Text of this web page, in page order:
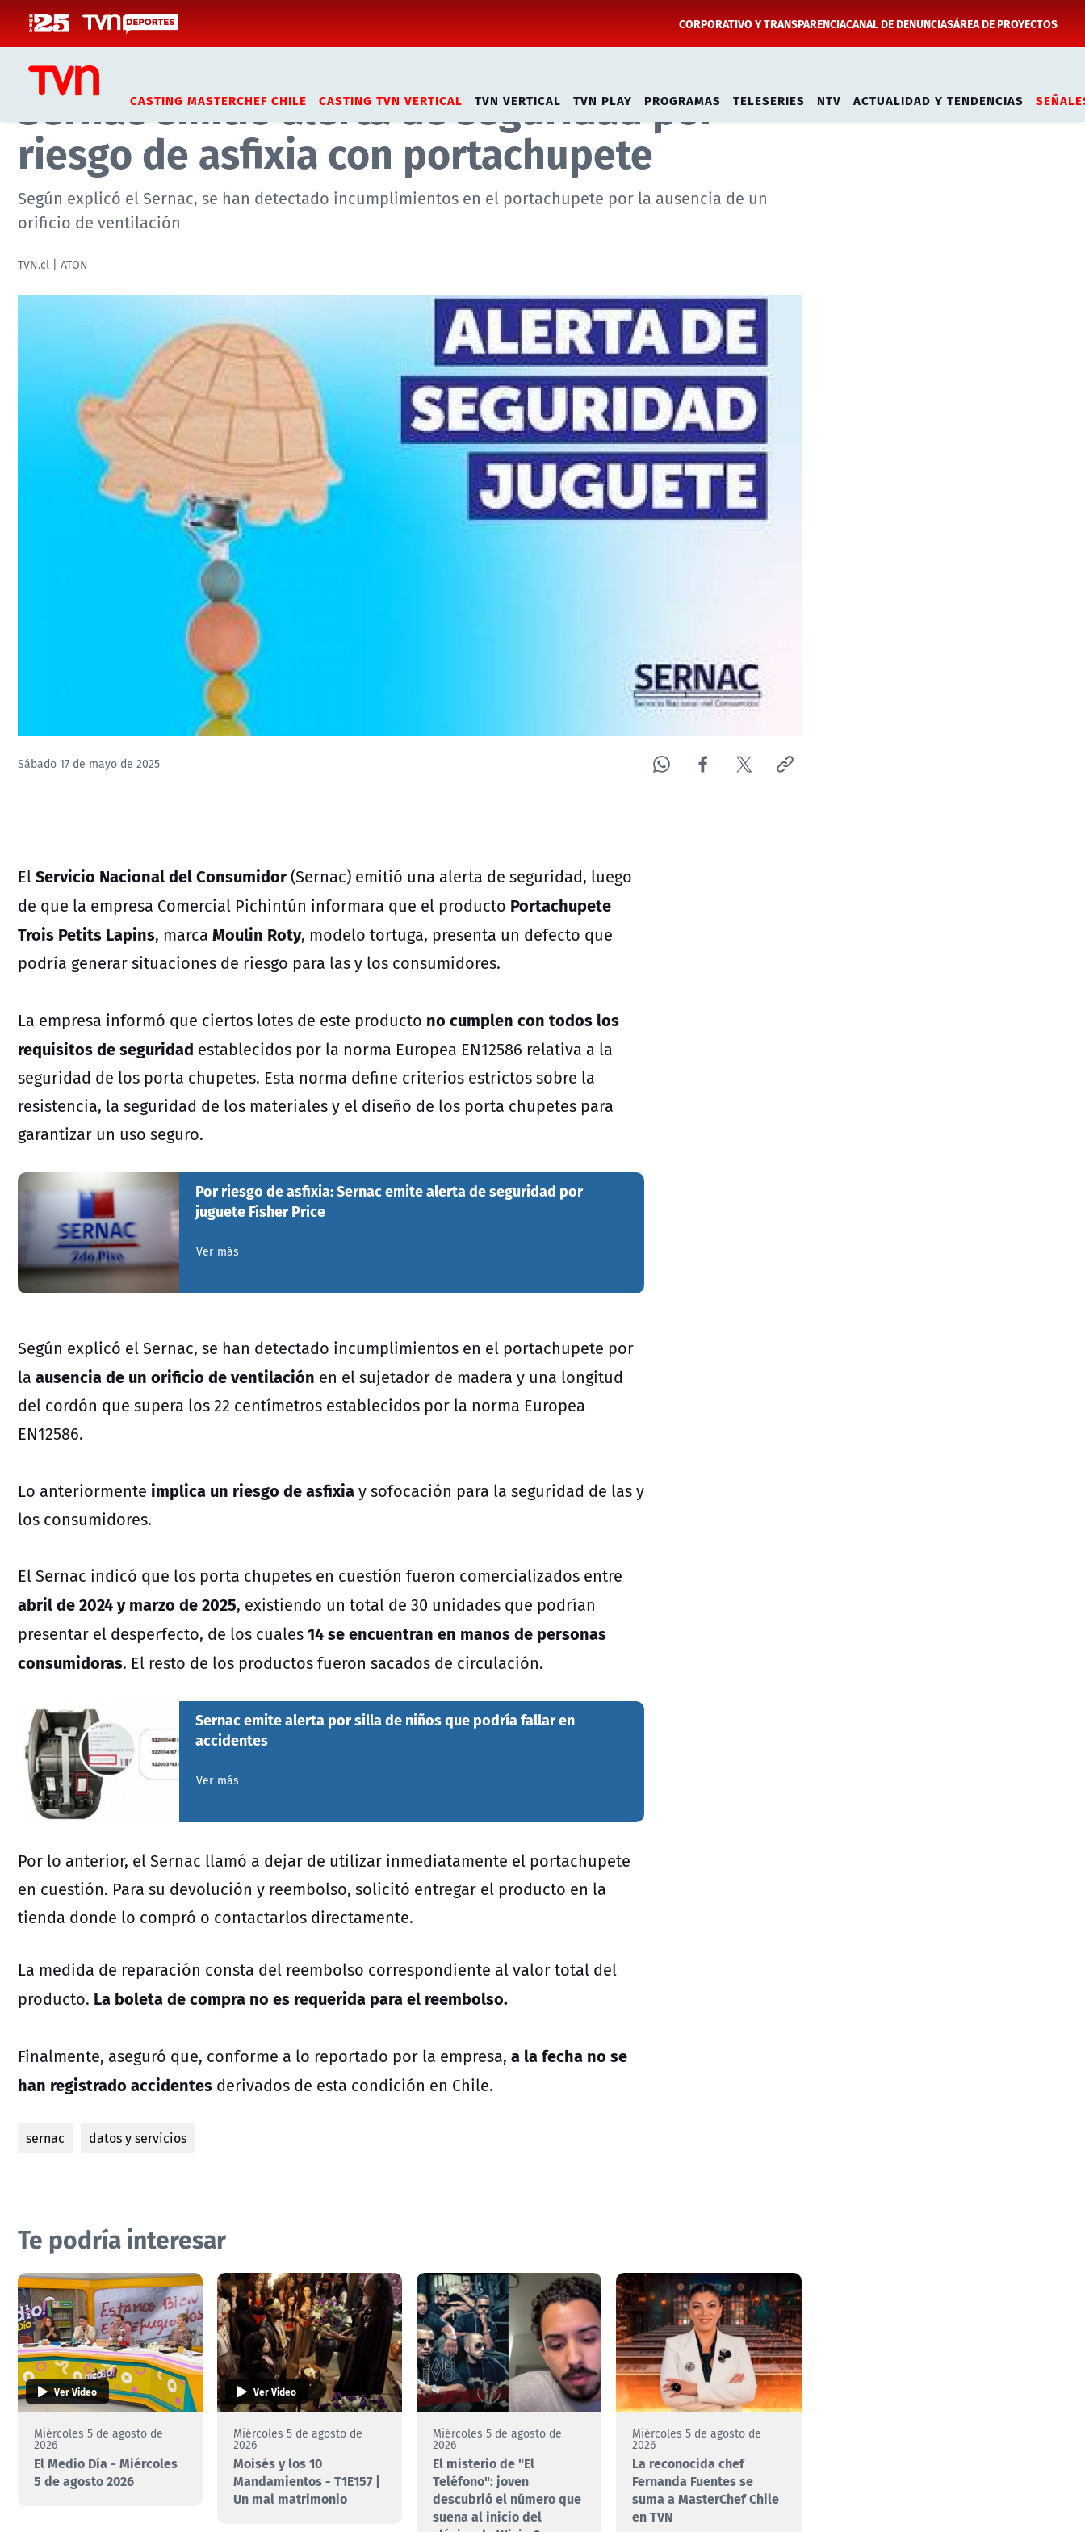
CORPORATIVO Y TRANSPARENCIACANAL DE DENUNCIASÁREA DE PROYECTOS
CASTING MASTERCHEF CHILE CASTING TVN VERTICAL TVN VERTICAL TVN PLAY PROGRAMAS TELESERIES NTV ACTUALIDAD Y TENDENCIAS
Inicio Noticias
Sernac emitió alerta de seguridad por
riesgo de asfixia con portachupete
Según explicó el Sernac, se han detectado incumplimientos en el portachupete por la ausencia de un
orificio de ventilación
TVN.cl | ATON
Sábado 17 de mayo de 2025
ElServicio Nacional del Consumidor(Sernac) emitió una alerta de seguridad, luego
de que la empresa Comercial Pichintún informara que el producto Portachupete
Trois Petits Lapins, marca Moulin Roty, modelo tortuga, presenta un defecto que
podría generar situaciones de riesgo para las y los consumidores.
La empresa informó que ciertos lotes de este producto no cumplen con todos los
requisitos de seguridad establecidos por la norma Europea EN12586 relativa a la
seguridad de los porta chupetes. Esta norma define criterios estrictos sobre la
resistencia, la seguridad de los materiales y el diseño de los porta chupetes para
garantizar un uso seguro.
Por riesgo de asfixia: Sernac emite alerta de seguridad por
juguete Fisher Price
Ver más
Según explicó el Sernac, se han detectado incumplimientos en el portachupete por
la ausencia de un orificio de ventilación en el sujetador de madera y una longitud
del cordón que supera los 22 centímetros establecidos por la norma Europea
EN12586.
Lo anteriormente implica un riesgo de asfixiay sofocación para la seguridad de las y
los consumidores.
El Sernac indicó que los porta chupetes en cuestión fueron comercializados entre
abril de 2024 y marzo de 2025, existiendo un total de 30 unidades que podrían
presentar el desperfecto, de los cuales14 se encuentran en manos de personas
consumidoras. El resto de los productos fueron sacados de circulación.
Sernac emite alerta por silla de niños que podría fallar en
accidentes
Ver más
Por lo anterior, el Sernac llamó a dejar de utilizar inmediatamente el portachupete
en cuestión. Para su devolución y reembolso, solicitó entregar el producto en la
tienda donde lo compró o contactarlos directamente.
La medida de reparación consta del reembolso correspondiente al valor total del
producto. La boleta de compra no es requerida para el reembolso.
Finalmente, aseguró que, conforme a lo reportado por la empresa, a la fecha no se
han registrado accidentes derivados de esta condición en Chile.
sernac datos y servicios
Te podría interesar
Ver Video
Miércoles 5 de agosto de
2026
El Medio Día - Miércoles
5 de agosto 2026
Ver Video
Miércoles 5 de agosto de
2026
Moisés y los 10
Mandamientos - T1E157 |
Un mal matrimonio
Miércoles 5 de agosto de
2026
El misterio de "El
Teléfono": joven
descubrió el número que
suena al inicio del
Miércoles 5 de agosto de
2026
La reconocida chef
Fernanda Fuentes se
suma a MasterChef Chile
en TVN